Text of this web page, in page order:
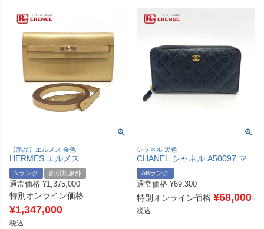
【新品】エルメス 金色
HERMES エルメス
H086404CPY9 ケリートゥーゴ
ー ウォレット 財布 カバン ショ
ルダーバッグ レディース ドレ
ゴールド 【新品】
Nランク 割引対象外
通常価格 ¥1,375,000
特別オンライン価格
¥1,347,000
税込
シャネル 黒色
CHANEL シャネル A50097 マ
トラッセ ココマーク ラウンド
財布 ウォレット 長財布 キャビ
アスキン レディース ブラック
【中古】
ABランク
通常価格 ¥69,300
特別オンライン価格 ¥68,000
税込